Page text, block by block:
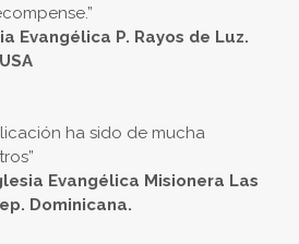
Evangélica P. Rayos de Luz.
ha sido de mucha
Evangélica Misionera Las
Dominicana.